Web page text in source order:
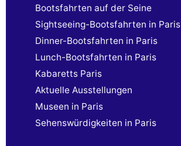
Bootsfahrten auf der Seine
Sightseeing-Bootsfahrten in Paris
Dinner-Bootsfahrten in Paris
Lunch-Bootsfahrten in Paris
Kabaretts Paris
Aktuelle Ausstellungen
Museen in Paris
Sehenswürdigkeiten in Paris